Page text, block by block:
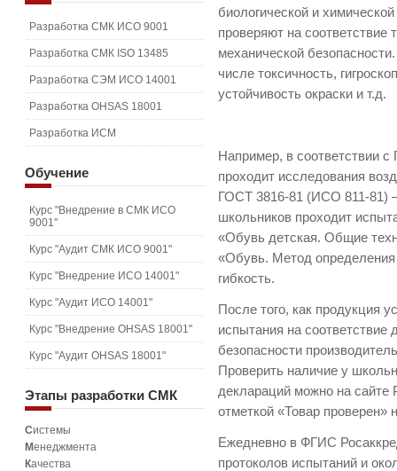
биологической и
проверяют на соответствие
механической
числе токсичность,
устойчивость окраски и т.д.
Например, в соответствии
проходит исследования
ГОСТ 3816-81 (ИСО 811-81)
школьников проходит
«Обувь детская. Общие
«Обувь. Метод
гибкость.
После того, как продукция
испытания на
безопасности
Проверить наличие у
деклараций можно на сайте
отметкой «Товар проверен»
Ежедневно в ФГИС
протоколов испытаний и
Разработка СМК ИСО 9001
Разработка СМК ISO 13485
Разработка СЭМ ИСО 14001
Разработка OHSAS 18001
Разработка ИСМ
Обучение
Курс "Внедрение в СМК ИСО
9001"
Курс "Аудит СМК ИСО 9001"
Курс "Внедрение ИСО 14001"
Курс "Аудит ИСО 14001"
Курс "Внедрение OHSAS 18001"
Курс "Аудит OHSAS 18001"
Этапы разработки СМК
Системы
Менеджмента
Качества